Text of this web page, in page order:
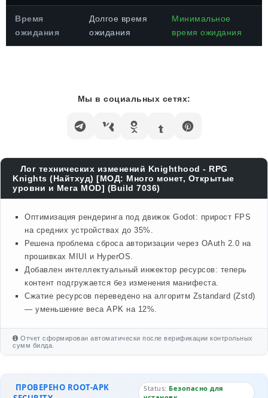
Время
ожидания
Долгое время
ожидания
Минимальное
время ожидания
Мы в социальных сетях:
Лог технических изменений Knighthood - RPG
Knights (Найтхуд) [МОД: Много монет, Открытые
уровни и Мега MOD] (Build 7036)
Оптимизация рендеринга под движок Godot: прирост FPS
на средних устройствах до 35%.
Решена проблема сброса авторизации через OAuth 2.0 на
прошивках MIUI и HyperOS.
Добавлен интеллектуальный инжектор ресурсов: теперь
контент подгружается без изменения манифеста.
Сжатие ресурсов переведено на алгоритм Zstandard (Zstd)
— уменьшение веса APK на 12%.
Отчет сформирован автоматически после верификации контрольных
сумм билда.
ПРОВЕРЕНО ROOT-APK
Status: Безопасно для